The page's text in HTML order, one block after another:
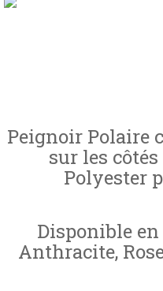
Peignoir Polaire
sur les
Polyester
Disponible
Anthracite,